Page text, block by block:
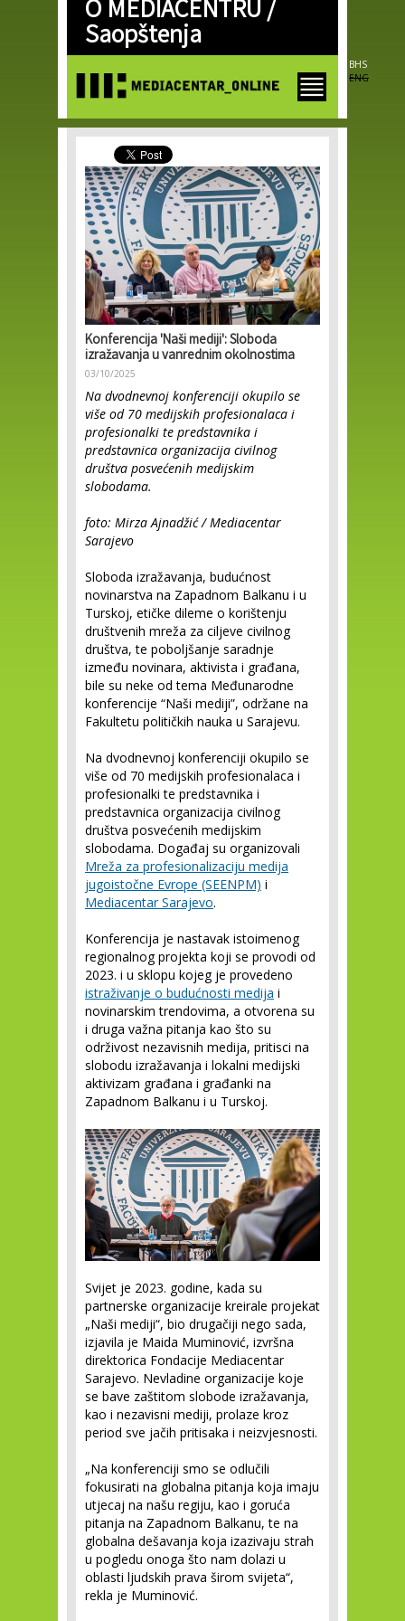
Skip to
main
content
O MEDIACENTRU /
Saopštenja
BHS
ENG
Konferencija 'Naši mediji': Sloboda
izražavanja u vanrednim okolnostima
03/10/2025
Na dvodnevnoj konferenciji okupilo se
više od 70 medijskih profesionalaca i
profesionalki te predstavnika i
predstavnica organizacija civilnog
društva posvećenih medijskim
slobodama.
foto: Mirza Ajnadžić / Mediacentar
Sarajevo
Sloboda izražavanja, budućnost
novinarstva na Zapadnom Balkanu i u
Turskoj, etičke dileme o korištenju
društvenih mreža za ciljeve civilnog
društva, te poboljšanje saradnje
između novinara, aktivista i građana,
bile su neke od tema Međunarodne
konferencije “Naši mediji”, održane na
Fakultetu političkih nauka u Sarajevu.
Na dvodnevnoj konferenciji okupilo se
više od 70 medijskih profesionalaca i
profesionalki te predstavnika i
predstavnica organizacija civilnog
društva posvećenih medijskim
slobodama. Događaj su organizovali
Mreža za profesionalizaciju medija
jugoistočne Evrope (SEENPM) i
Mediacentar Sarajevo.
Konferencija je nastavak istoimenog
regionalnog projekta koji se provodi od
2023. i u sklopu kojeg je provedeno
istraživanje o budućnosti medija i
novinarskim trendovima, a otvorena su
i druga važna pitanja kao što su
održivost nezavisnih medija, pritisci na
slobodu izražavanja i lokalni medijski
aktivizam građana i građanki na
Zapadnom Balkanu i u Turskoj.
Svijet je 2023. godine, kada su
partnerske organizacije kreirale projekat
„Naši mediji“, bio drugačiji nego sada,
izjavila je Maida Muminović, izvršna
direktorica Fondacije Mediacentar
Sarajevo. Nevladine organizacije koje
se bave zaštitom slobode izražavanja,
kao i nezavisni mediji, prolaze kroz
period sve jačih pritisaka i neizvjesnosti.
„Na konferenciji smo se odlučili
fokusirati na globalna pitanja koja imaju
utjecaj na našu regiju, kao i goruća
pitanja na Zapadnom Balkanu, te na
globalna dešavanja koja izazivaju strah
u pogledu onoga što nam dolazi u
oblasti ljudskih prava širom svijeta“,
rekla je Muminović.